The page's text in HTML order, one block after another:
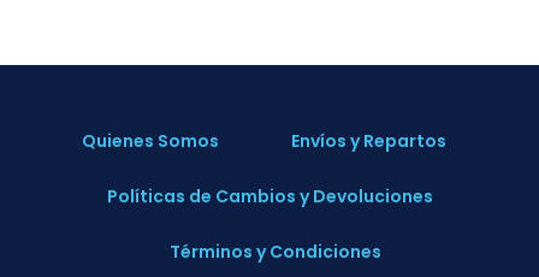
Quienes Somos Envíos y Repartos
Políticas de Cambios y Devoluciones
Términos y Condiciones